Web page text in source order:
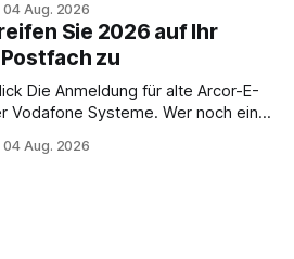
kommunikation rund um
In diesem Leitfaden
für einen reibungslosen Einstieg
04 Aug. 2026
Sie 2026 auf Ihr
zu
E-
Vodafone Systeme. Wer noch eine
das Vodafone E-Mail & Cloud
04 Aug. 2026